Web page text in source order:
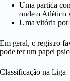
Uma partida
onde o Atlético
Uma vitória por
Em geral, o registro
pode ter um papel
Classificação na Liga